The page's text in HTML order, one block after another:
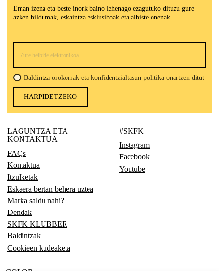
Eman izena eta beste inork baino lehenago ezagutuko dituzu gure
azken bildumak, eskaintza esklusiboak eta albiste onenak.
Baldintza orokorrak eta konfidentzialtasun politika onartzen ditut
HARPIDETZEKO
LAGUNTZA ETA
KONTAKTUA
FAQs
Kontaktua
Itzulketak
Eskaera bertan behera uztea
Marka saldu nahi?
Dendak
SKFK KLUBBER
Baldintzak
Cookieen kudeaketa
#SKFK
Instagram
Facebook
Youtube